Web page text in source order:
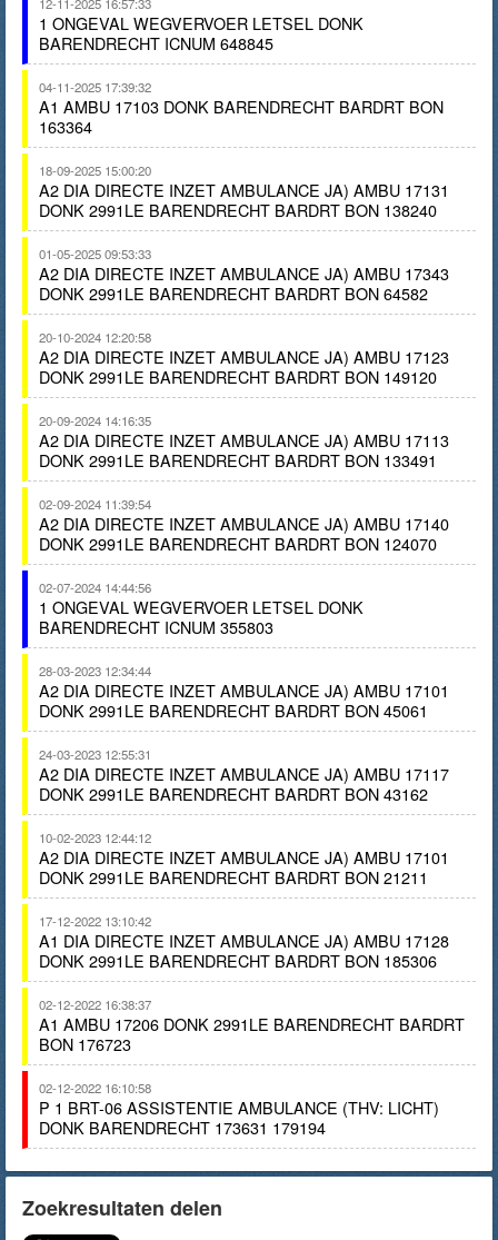
1 ONGEVAL WEGVERVOER LETSEL DONK
BARENDRECHT ICNUM 648845
04-11-2025 17:39:32
A1 AMBU 17103 DONK BARENDRECHT BARDRT BON
163364
18-09-2025 15:00:20
A2 DIA DIRECTE INZET AMBULANCE JA) AMBU 17131
DONK 2991LE BARENDRECHT BARDRT BON 138240
01-05-2025 09:53:33
A2 DIA DIRECTE INZET AMBULANCE JA) AMBU 17343
DONK 2991LE BARENDRECHT BARDRT BON 64582
20-10-2024 12:20:58
A2 DIA DIRECTE INZET AMBULANCE JA) AMBU 17123
DONK 2991LE BARENDRECHT BARDRT BON 149120
20-09-2024 14:16:35
A2 DIA DIRECTE INZET AMBULANCE JA) AMBU 17113
DONK 2991LE BARENDRECHT BARDRT BON 133491
02-09-2024 11:39:54
A2 DIA DIRECTE INZET AMBULANCE JA) AMBU 17140
DONK 2991LE BARENDRECHT BARDRT BON 124070
02-07-2024 14:44:56
1 ONGEVAL WEGVERVOER LETSEL DONK
BARENDRECHT ICNUM 355803
28-03-2023 12:34:44
A2 DIA DIRECTE INZET AMBULANCE JA) AMBU 17101
DONK 2991LE BARENDRECHT BARDRT BON 45061
24-03-2023 12:55:31
A2 DIA DIRECTE INZET AMBULANCE JA) AMBU 17117
DONK 2991LE BARENDRECHT BARDRT BON 43162
10-02-2023 12:44:12
A2 DIA DIRECTE INZET AMBULANCE JA) AMBU 17101
DONK 2991LE BARENDRECHT BARDRT BON 21211
17-12-2022 13:10:42
A1 DIA DIRECTE INZET AMBULANCE JA) AMBU 17128
DONK 2991LE BARENDRECHT BARDRT BON 185306
02-12-2022 16:38:37
A1 AMBU 17206 DONK 2991LE BARENDRECHT BARDRT
BON 176723
02-12-2022 16:10:58
P 1 BRT-06 ASSISTENTIE AMBULANCE (THV: LICHT)
DONK BARENDRECHT 173631 179194
Zoekresultaten delen